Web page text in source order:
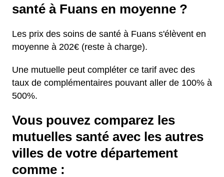
santé à Fuans en moyenne ?
Les prix des soins de santé à Fuans s'élèvent en
moyenne à 202€ (reste à charge).
Une mutuelle peut compléter ce tarif avec des
taux de complémentaires pouvant aller de 100% à
500%.
Vous pouvez comparez les
mutuelles santé avec les autres
villes de votre département
comme :